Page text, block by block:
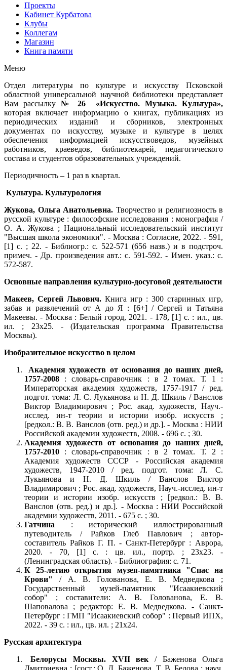
Проекты
Кабинет Курбатова
Клубы
Коллегам
Магазин
Книга памяти
Меню
Отдел литературы по культуре и искусству Псковской
областной универсальной научной библиотеки представляет
Вам рассылку№ 26 «Искусство.Музыка. Культура»,
которая включает информацию о книгах, публикациях из
периодических изданий и сборников, электронных
документах по искусству, музыке и культуре в целях
обеспечения информацией искусствоведов, музейных
работников, краеведов, библиотекарей, педагогического
состава и студентов образовательных учреждений.
Периодичность – 1 раз в квартал.
Культура. Культурология
Жукова, Ольга Анатольевна. Творчество и религиозность в
русской культуре : философские исследования : монография /
О. А. Жукова ; Национальный исследовательский институт
"Высшая школа экономики". - Москва : Согласие, 2022. - 591,
[1] с. ; 22. - Библиогр.: с. 522-571 (656 назв.) и в подстроч.
примеч. - Др. произведения авт.: с. 591-592. - Имен. указ.: с.
572-587.
Основные направления культурно-досуговой деятельности
Макеев, Сергей Львович. Книга игр : 300 старинных игр,
забав и развлечений от А до Я : [6+] / Сергей и Татьяна
Макеевы. - Москва : Белый город, 2021. - 178, [1] с. : ил., цв.
ил. ; 23х25. - (Издательская программа Правительства
Москвы).
Изобразительное искусство в целом
Академия художеств от основания до наших дней,
1757-2008 : словарь-справочник : в 2 томах. Т. 1 :
Императорская академия художеств, 1757-1917 / ред.
подгот. тома: Л. С. Лукьянова и Н. Д. Шкиль / Ванслов
Виктор Владимирович ; Рос. акад. художеств, Науч.-
исслед. ин-т теории и истории изобр. искусств ;
[редкол.: В. В. Ванслов (отв. ред.) и др.]. - Москва : НИИ
Российской академии художеств, 2008. - 696 с. ; 30.
Академия художеств от основания до наших дней,
1757-2010 : словарь-справочник : в 2 томах. Т. 2 :
Академия художеств СССР - Российская академия
художеств, 1947-2010 / ред. подгот. тома: Л. С.
Лукьянова и Н. Д. Шкиль / Ванслов Виктор
Владимирович ; Рос. акад. художеств, Науч.-исслед. ин-т
теории и истории изобр. искусств ; [редкол.: В. В.
Ванслов (отв. ред.) и др.]. - Москва : НИИ Российской
академии художеств, 2011. - 675 с. ; 30.
Гатчина : исторический иллюстрированный
путеводитель / Райков Глеб Павлович ; автор-
составитель Райков Г. П. - Санкт-Петербург : Аврора,
2020. - 70, [1] с. : цв. ил., портр. ; 23х23. -
(Ленинградская область). - Библиография: с. 71.
К 25-летию открытия музея-памятника "Спас на
Крови"
/ А. В. Голованова, Е. В. Медведкова ;
Государственный музей-памятник "Исаакиевский
собор" ; составители: А. В. Голованова, Е. В.
Шаповалова ; редактор: Е. В. Медведкова. - Санкт-
Петербург : ГМП "Исаакиевский собор" : Первый ИПХ,
2022. - 39 с. : ил., цв. ил. ; 21х24.
Русская архитектура
Белорусы Москвы. XVII век/ Баженова Ольга
Дмитриевна ; [сост.: О. Д. Баженова, Т. В. Белова ; науч.